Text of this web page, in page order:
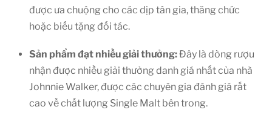
được ưa chuộng cho các dịp tân gia, thăng chức
hoặc biếu tặng đối tác.
Sản phẩm đạt nhiều giải thưởng:Đây là dòng rượu
nhận được nhiều giải thưởng danh giá nhất của nhà
Johnnie Walker, được các chuyên gia đánh giá rất
cao về chất lượng Single Malt bên trong.